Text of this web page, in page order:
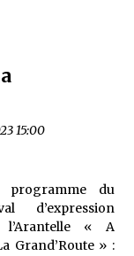
15:00
programme du
d’expression
l’Arantelle « A
Grand’Route » :